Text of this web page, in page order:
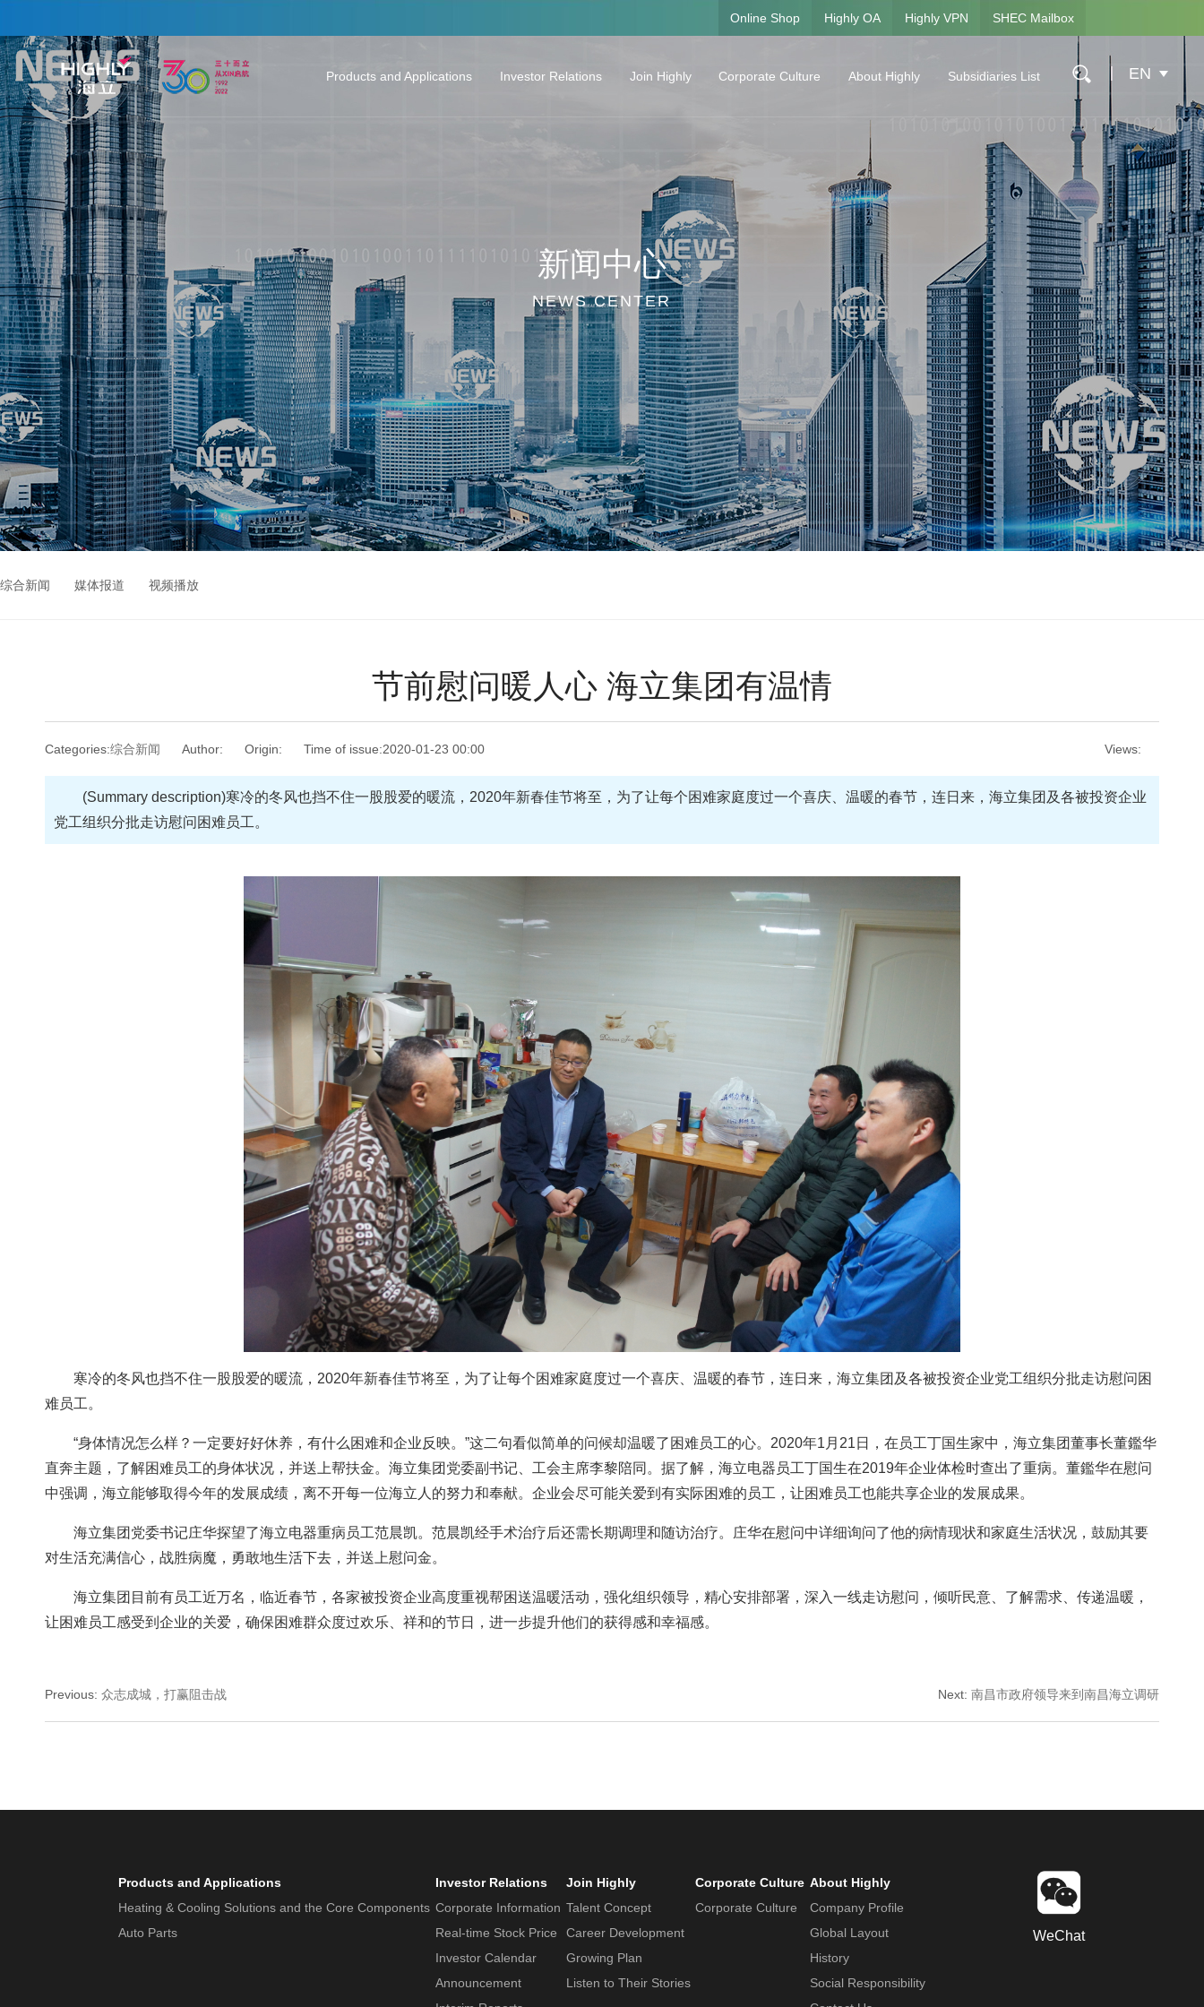
Online Shop Highly OA Highly VPN SHEC Mailbox
EN
Products and Applications Investor Relations
Interim Reports
Investor Hotline
Join Highly
Career Development
Growing Plan
Listen to Their Stories
Corporate Culture About Highly
Global Layout
History
Social Responsibility
Contact Us
Subsidiaries List
Shanghai Highly Electrical Appliances Co., Ltd.
Hangzhou Fusheng Electrical Appliances Co.,
Highly Marelli Holding Co., Ltd.
Shanghai Highly New Energy Technology Co.,
Anhui Highly Precision Casting Co., Ltd.
Shanghai Highly Special Refrigeration
Shanghai Highly Nakano Refrigerators Co., Ltd.
Shanghai Highly International Trading Co., Ltd.
Shanghai Highly Group Asset Management
新闻中心
NEWS CENTER
综合新闻 媒体报道 视频播放
节前慰问暖人心 海立集团有温情
Categories:综合新闻 Author: Origin: Time of issue:2020-01-23 00:00 Views:
(Summary description)寒冷的冬风也挡不住一股股爱的暖流，2020年新春佳节将至，为了让每个困难家庭度过一个喜庆、温暖的春节，连日来，海立集团及各被投资企业
党工组织分批走访慰问困难员工。
寒冷的冬风也挡不住一股股爱的暖流，2020年新春佳节将至，为了让每个困难家庭度过一个喜庆、温暖的春节，连日来，海立集团及各被投资企业党工组织分批走访慰问困
难员工。
“身体情况怎么样？一定要好好休养，有什么困难和企业反映。”这二句看似简单的问候却温暖了困难员工的心。2020年1月21日，在员工丁国生家中，海立集团董事长董鑑华
直奔主题，了解困难员工的身体状况，并送上帮扶金。海立集团党委副书记、工会主席李黎陪同。据了解，海立电器员工丁国生在2019年企业体检时查出了重病。董鑑华在慰问
中强调，海立能够取得今年的发展成绩，离不开每一位海立人的努力和奉献。企业会尽可能关爱到有实际困难的员工，让困难员工也能共享企业的发展成果。
海立集团党委书记庄华探望了海立电器重病员工范晨凯。范晨凯经手术治疗后还需长期调理和随访治疗。庄华在慰问中详细询问了他的病情现状和家庭生活状况，鼓励其要
对生活充满信心，战胜病魔，勇敢地生活下去，并送上慰问金。
海立集团目前有员工近万名，临近春节，各家被投资企业高度重视帮困送温暖活动，强化组织领导，精心安排部署，深入一线走访慰问，倾听民意、了解需求、传递温暖，
让困难员工感受到企业的关爱，确保困难群众度过欢乐、祥和的节日，进一步提升他们的获得感和幸福感。
Previous: 众志成城，打赢阻击战 Next: 南昌市政府领导来到南昌海立调研
Products and Applications
Heating & Cooling Solutions and the Core Components
Auto Parts
Investor Relations
Corporate Information
Real-time Stock Price
Investor Calendar
Announcement
Join Highly
Talent Concept
Career Development
Growing Plan
Listen to Their Stories
Corporate Culture
Corporate Culture
About Highly
Company Profile
Global Layout
History
Social Responsibility
WeChat